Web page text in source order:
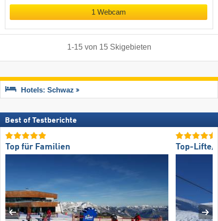
1 Webcam
1-15von 15 Skigebieten
Hotels: Schwaz
Best of Testberichte
Top für Familien Top-Lifte/